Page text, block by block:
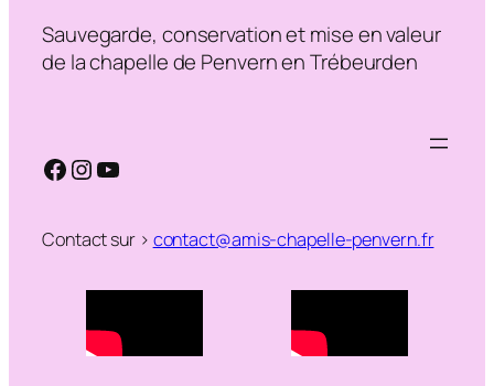
Sauvegarde, conservation et mise en valeur
de la chapelle de Penvern en Trébeurden
Facebook
Instagram
YouTube
Contact sur > contact@amis-chapelle-penvern.fr